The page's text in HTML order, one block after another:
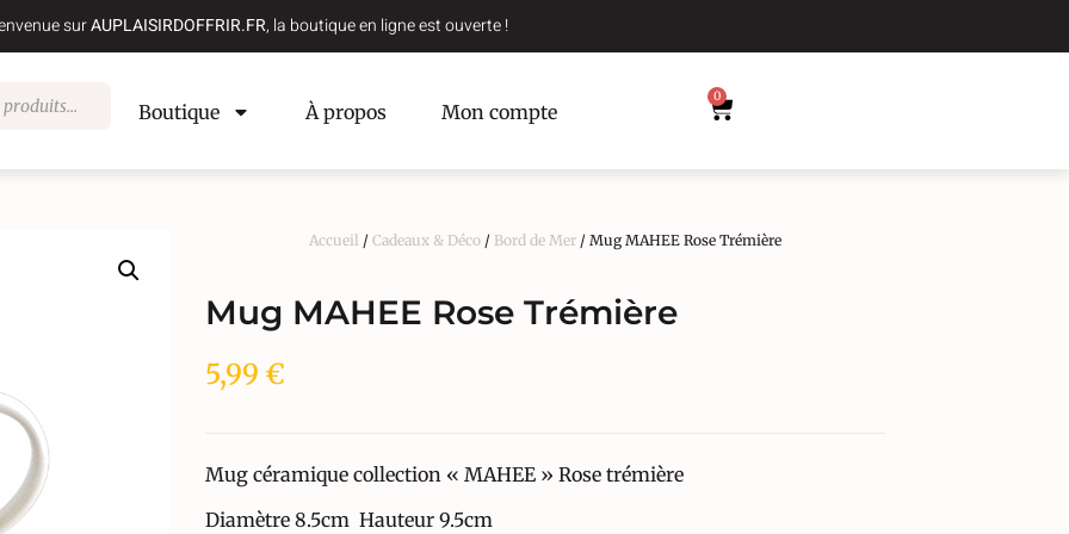
surAUPLAISIRDOFFRIR.FR, la boutique en ligne est ouverte !
Boutique À propos Mon compte
0
Accueil / Cadeaux & Déco / Bord de Mer / Mug MAHEE Rose Trémière
Mug MAHEE Rose Trémière
5,99 €
Mug céramique collection « MAHEE » Rose trémière
Diamètre 8.5cm Hauteur 9.5cm